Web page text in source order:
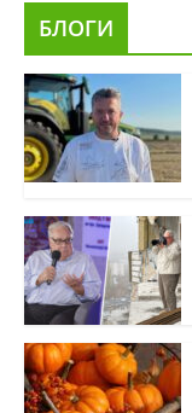
БЛОГИ